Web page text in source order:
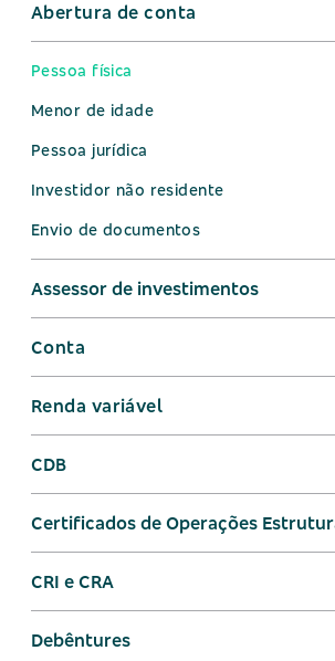
Abertura de conta
Pessoa física
Menor de idade
Pessoa jurídica
Investidor não residente
Envio de documentos
Assessor de investimentos
Conta
Renda variável
CDB
Certificados de Operações
CRI e CRA
Debêntures